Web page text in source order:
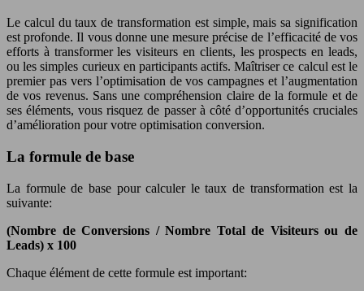
Le calcul du taux de transformation est simple, mais sa signification
est profonde. Il vous donne une mesure précise de l’efficacité de vos
efforts à transformer les visiteurs en clients, les prospects en leads,
ou les simples curieux en participants actifs. Maîtriser ce calcul est le
premier pas vers l’optimisation de vos campagnes et l’augmentation
de vos revenus. Sans une compréhension claire de la formule et de
ses éléments, vous risquez de passer à côté d’opportunités cruciales
d’amélioration pour votre optimisation conversion.
La formule de base
La formule de base pour calculer le taux de transformation est la
suivante:
(Nombre de Conversions / Nombre Total de Visiteurs ou de
Leads) x 100
Chaque élément de cette formule est important: